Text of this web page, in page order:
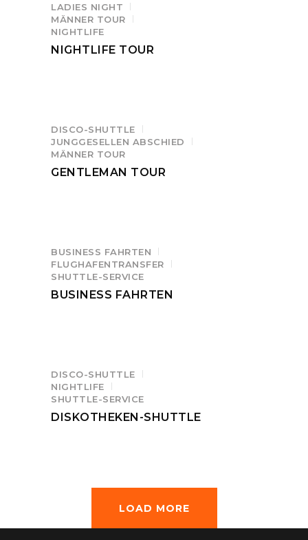
LADIES NIGHT
MÄNNER TOUR
NIGHTLIFE
NIGHTLIFE TOUR
DISCO-SHUTTLE
JUNGGESELLEN ABSCHIED
MÄNNER TOUR
GENTLEMAN TOUR
BUSINESS FAHRTEN
FLUGHAFENTRANSFER
SHUTTLE-SERVICE
BUSINESS FAHRTEN
DISCO-SHUTTLE
NIGHTLIFE
SHUTTLE-SERVICE
DISKOTHEKEN-SHUTTLE
LOAD MORE